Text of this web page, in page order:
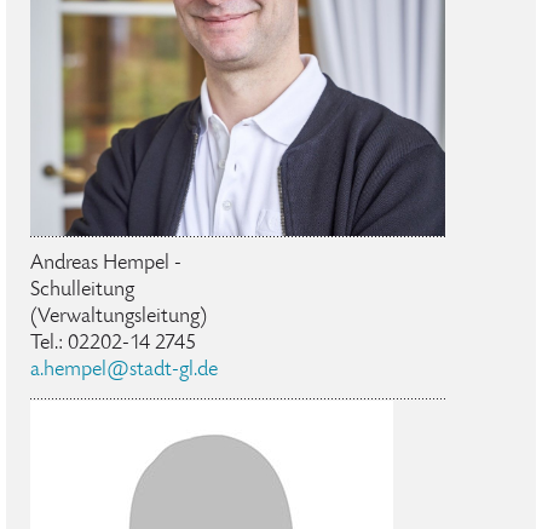
Andreas Hempel -
Schulleitung
(Verwaltungsleitung)
Tel.: 02202-14 2745
a.hempel@stadt-gl.de